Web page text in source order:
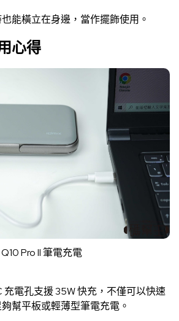
能橫立在身邊，當作擺飾使用。
心得
Q10 Pro II 筆電充電
充電孔支援 35W 快充，不僅可以快速
幫平板或輕薄型筆電充電。